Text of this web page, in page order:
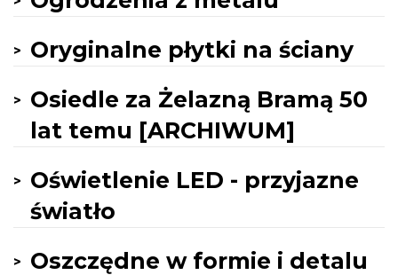
Oryginalne płytki na ściany
Osiedle za Żelazną Bramą 50
lat temu [ARCHIWUM]
Oświetlenie LED - przyjazne
światło
Oszczędne w formie i detalu